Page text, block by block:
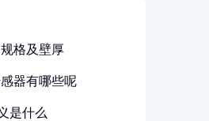
格及壁厚
器有哪些呢
是什么